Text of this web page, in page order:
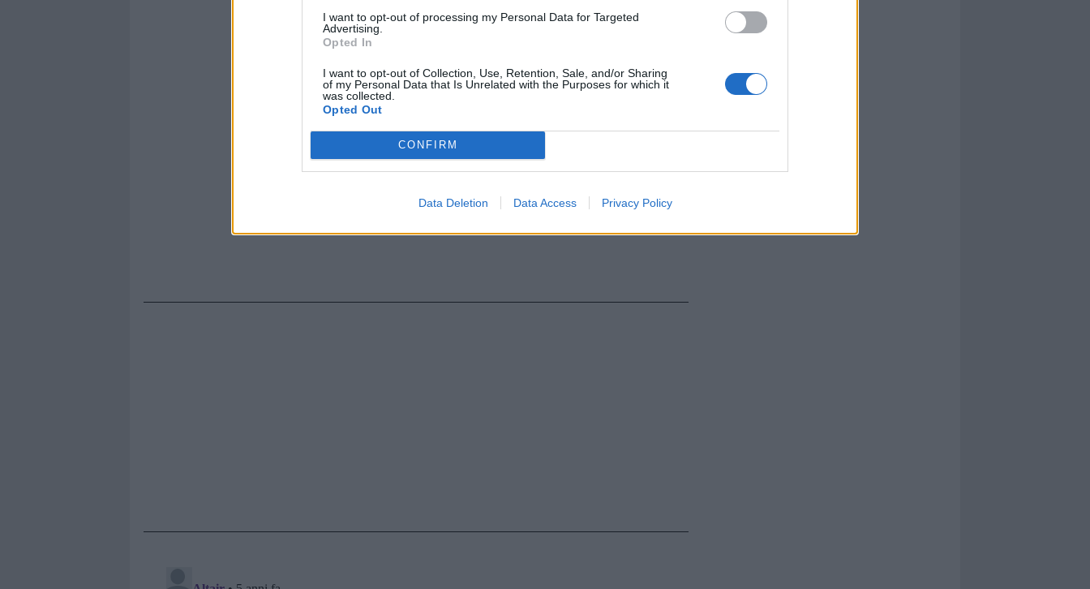
I want to opt-out of processing my Personal Data for Targeted
Advertising.
Opted In
I want to opt-out of Collection, Use, Retention, Sale, and/or Sharing
of my Personal Data that Is Unrelated with the Purposes for which it
was collected.
Opted Out
CONFIRM
Data Deletion Data Access Privacy Policy
stilista Kenzo Takada.